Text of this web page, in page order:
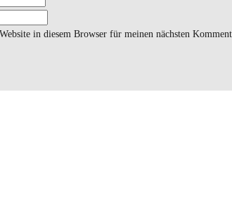
in diesem Browser für meinen nächsten